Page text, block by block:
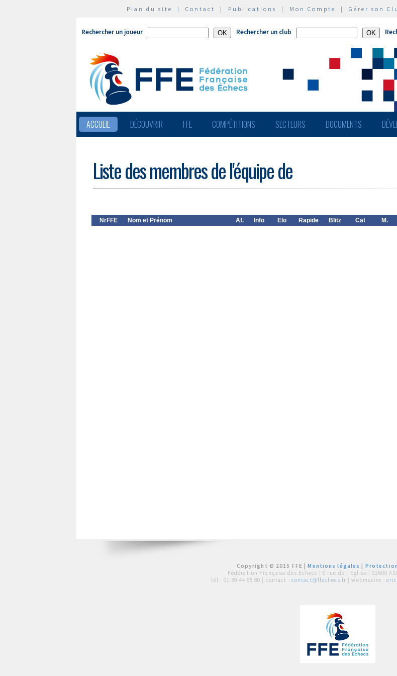
Plan du site | Contact | Publications | Mon Compte | Gérer son
Rechercher un joueur Rechercher un club
ACCUEIL DÉCOUVRIR FFE COMPÉTITIONS SECTEURS DOCUMENTS
Liste des membres de l'équipe de
NrFFE Nom et Prénom Af. Info Elo Rapide Blitz Cat M.
Copyright © 2015 FFE |Mentions légales
Fédération Française des Echecs | 6 rue de l'Eglise | 92600
tél : 01 39 44 65 80 | contact : contact@ffechecs.fr | webmestre :